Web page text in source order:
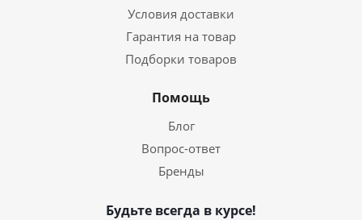
Условия доставки
Гарантия на товар
Подборки товаров
Помощь
Блог
Вопрос-ответ
Бренды
Будьте всегда в курсе!